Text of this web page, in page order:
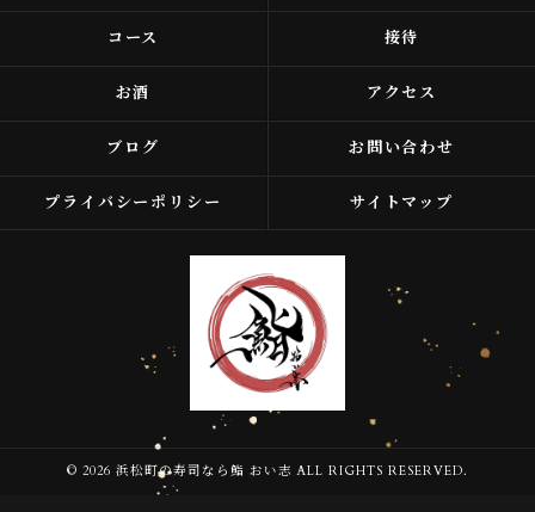
コース 接待
お酒 アクセス
ブログ お問い合わせ
プライバシーポリシー サイトマップ
© 2026 浜松町の寿司なら鮨 おい志 ALL RIGHTS RESERVED.